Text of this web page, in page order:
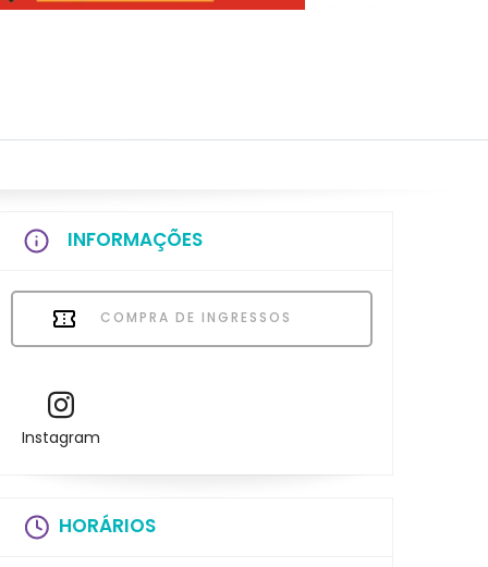
INFORMAÇÕES
COMPRA DE INGRESSOS
Instagram
HORÁRIOS